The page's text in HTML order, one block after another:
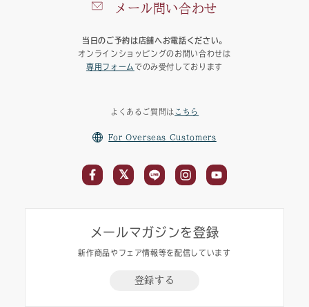
メール問い合わせ
当日のご予約は店舗へお電話ください。
オンラインショッピングのお問い合わせは
専用フォーム でのみ受付しております
よくあるご質問は こちら
For Overseas Customers
メールマガジンを登録
新作商品やフェア情報等を配信しています
登録する